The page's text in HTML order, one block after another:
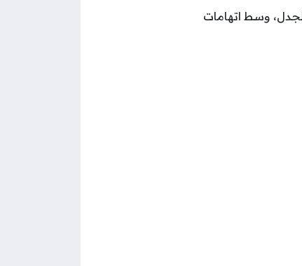
وسط اتهامات